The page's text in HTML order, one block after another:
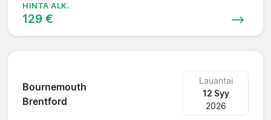
HINTA ALK.
129 €
Bournemouth
Brentford
Lauantai
12 Syy
2026